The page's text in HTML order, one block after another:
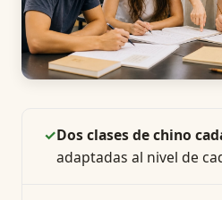
✓Dos clases de chino
adaptadas al nivel de